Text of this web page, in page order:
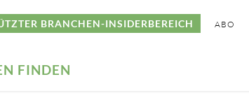
BRANCHEN-INSIDERBEREICH ABO
FINDEN